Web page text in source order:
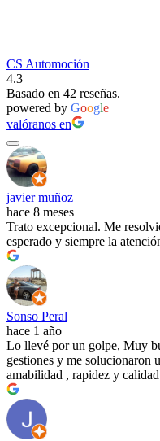
CS Automoción
4.3
Basado en 42 reseñas.
powered by Google
valóranos en
javier muñoz
hace 8 meses
Trato excepcional. Me
esperado y siempre la
Sonso Peral
hace 1 año
Lo llevé por un golpe, Muy
gestiones y me solucionaron
amabilidad , rapidez y